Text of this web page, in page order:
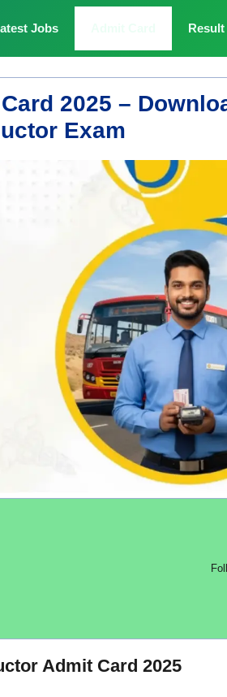
Jobs Result
2025 –
Exam
Admit Card 2025